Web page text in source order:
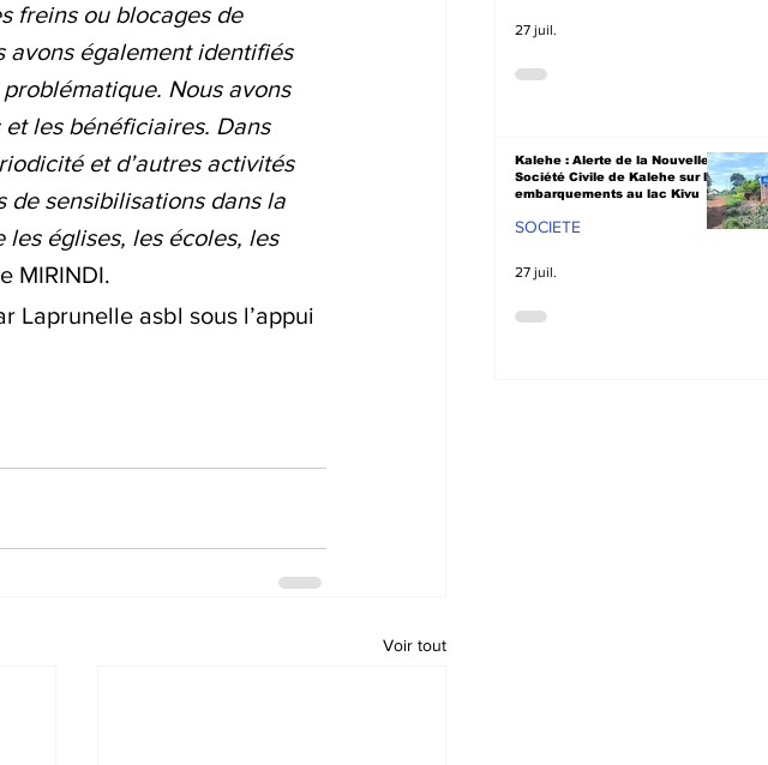
freins ou blocages de
avons également identifiés
Nous avons
les bénéficiaires. Dans
et d’autres activités
de sensibilisations dans la
églises, les écoles, les
MIRINDI.
Laprunelle asbl sous l’appui
Voir tout
27 juil.
Kalehe : Alerte de la Nouvelle
Société Civile de Kalehe sur les
embarquements au lac Kivu
SOCIETE
27 juil.